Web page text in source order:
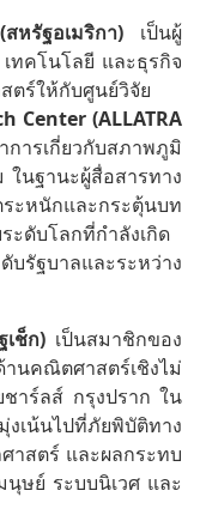
สหรัฐอเมริกา)เป็นผู้
ทคโนโลยี และธุรกิจ
ตร์ให้กับศูนย์วิจัย
Center (ALLATRA
ารเกี่ยวกับสภาพภูมิ
นฐานะผู้สื่อสารทาง
หนักและกระตุ้นบท
ะดับโลกที่กำลังเกิด
รัฐบาลและระหว่าง
เช็ก) เป็นสมาชิกของ
นคณิตศาสตร์เชิงไม่
าร์ลส์ กรุงปราก ใน
งเน้นไปที่ภัยพิบัติทาง
าสตร์ และผลกระทบ
ษย์ ระบบนิเวศ และ